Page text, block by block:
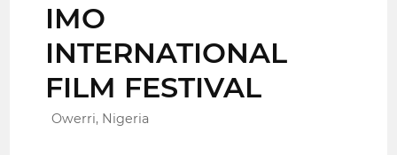
IMO
INTERNATIONAL
FILM FESTIVAL
Owerri, Nigeria